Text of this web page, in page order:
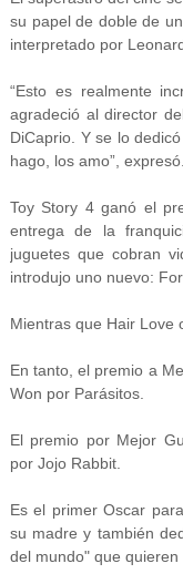
su papel de doble de
interpretado por
“Esto es realmente
agradeció al director
DiCaprio. Y se lo
hago, los amo”, expresó.
Toy Story 4 ganó el
entrega de la
juguetes que cobran
introdujo uno nuevo:
Mientras que Hair Love
En tanto, el premio a
Won por Parásitos.
El premio por Mejor
por Jojo Rabbit.
Es el primer Oscar
su madre y también
del mundo" que quieren